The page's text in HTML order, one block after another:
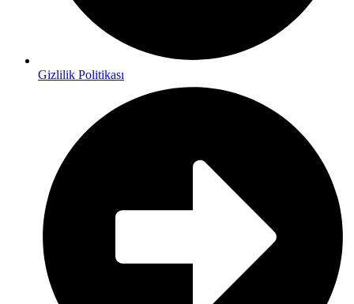
Gizlilik Politikası